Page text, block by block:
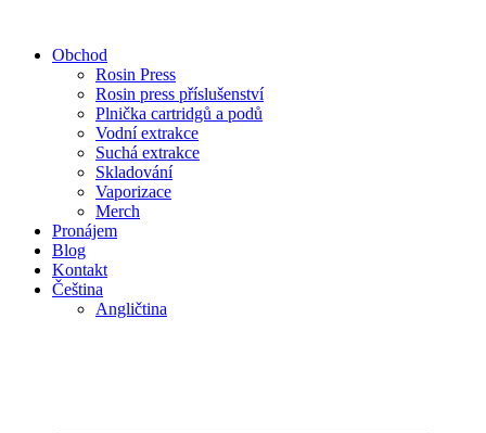
obsahuObchod
Rosin Press
Rosin press příslušenství
Plnička cartridgů a podů
Vodní extrakce
Suchá extrakce
Skladování
Vaporizace
Merch
Pronájem
Blog
Kontakt
Čeština
Angličtina